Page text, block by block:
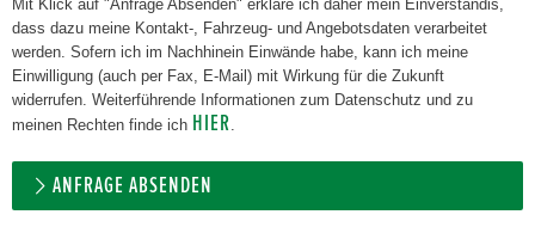
Mit Klick auf "Anfrage Absenden" erkläre ich daher mein Einverständis,
dass dazu meine Kontakt-, Fahrzeug- und Angebotsdaten verarbeitet
werden. Sofern ich im Nachhinein Einwände habe, kann ich meine
Einwilligung (auch per Fax, E-Mail) mit Wirkung für die Zukunft
widerrufen. Weiterführende Informationen zum Datenschutz und zu
meinen Rechten finde ich HIER.
ANFRAGE ABSENDEN